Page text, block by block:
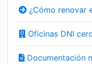
¿Cómo renovar
Oficinas DNI
Documentación